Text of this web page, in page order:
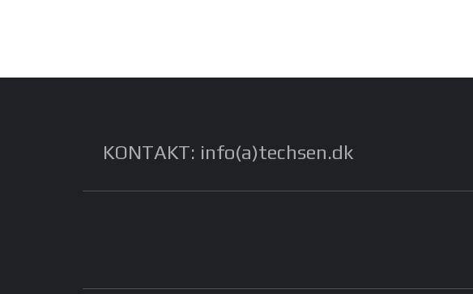
KONTAKT: info(a)techsen.dk